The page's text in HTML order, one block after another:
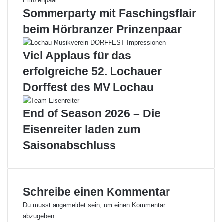
n
P
f
a
f
f
e
h
o
f
e
n
m
P
o
d
s
t
Sommerparty mit Faschingsflair
beim Hörbranzer Prinzenpaar
Viel Applaus für das
erfolgreiche 52. Lochauer
Dorffest des MV Lochau
End of Season 2026 – Die
Eisenreiter laden zum
Saisonabschluss
Schreibe einen Kommentar
Du musst angemeldet sein, um einen Kommentar
abzugeben.